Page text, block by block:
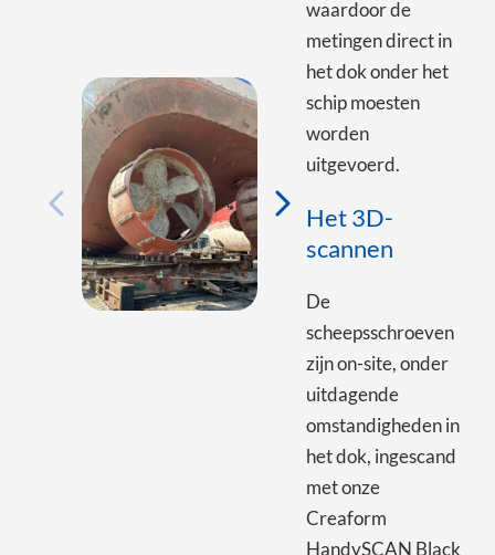
waardoor de
metingen direct in
het dok onder het
schip moesten
worden
uitgevoerd.
Het 3D-
scannen
De
scheepsschroeven
zijn on-site, onder
uitdagende
omstandigheden in
het dok, ingescand
met onze
Creaform
HandySCAN Black